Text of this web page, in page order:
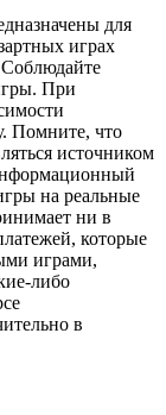
для
играх
При
Помните, что
источником
на реальные
ни в
которые
играми,
либо
в